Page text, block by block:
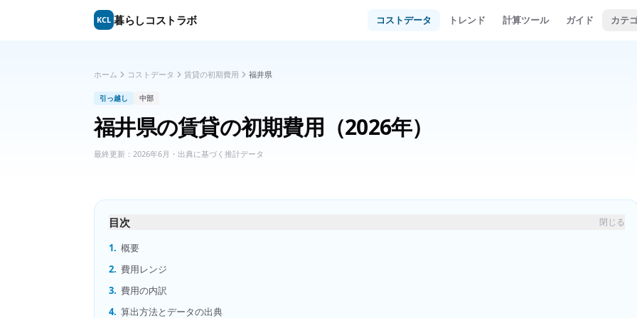
KCL 暮らしコストラボ コストデータ トレンド 計算ツール ガイド カテ
ホーム コストデータ 賃貸の初期費用 福井県
引っ越し 中部
福井県の賃貸の初期費用 （2026年）
最終更新： 2026年6月 ・出典に基づく推計データ
目次 閉じる
1. 概要
2. 費用レンジ
3. 費用の内訳
4. 算出方法とデータの出典